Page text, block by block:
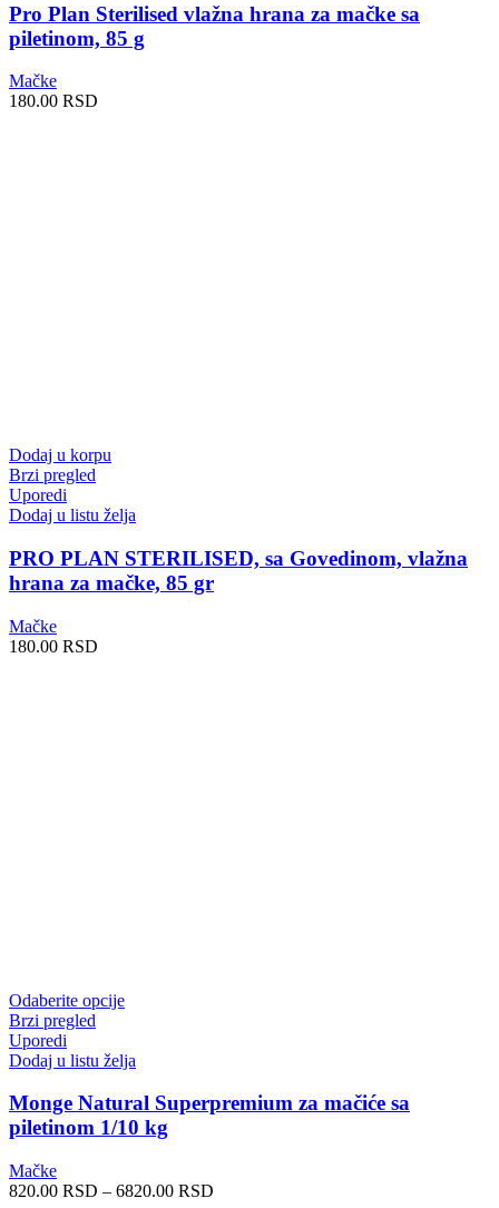
Pro Plan Sterilised vlažna hrana za mačke sa
piletinom, 85 g
Mačke
180.00 RSD
Dodaj u korpu
Brzi pregled
Uporedi
Dodaj u listu želja
PRO PLAN STERILISED, sa Govedinom, vlažna
hrana za mačke, 85 gr
Mačke
180.00 RSD
Odaberite opcijeOvaj
više
Opcije
mogu
biti
stranici
Brzi pregled
Uporedi
Dodaj u listu želja
Monge Natural Superpremium za mačiće sa
piletinom 1/10 kg
Mačke
820.00 RSD – 6820.00 RSD